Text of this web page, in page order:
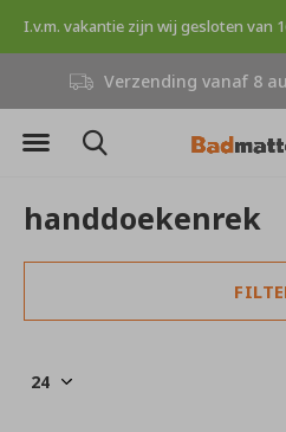
Verzending vanaf 8
handdoekenrek